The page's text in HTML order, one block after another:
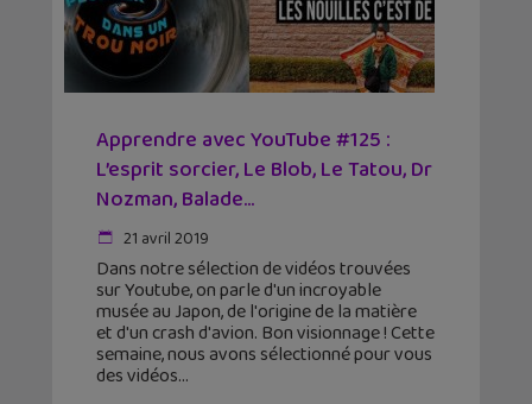
Apprendre avec YouTube #125 :
L’esprit sorcier, Le Blob, Le Tatou, Dr
Nozman, Balade...
21 avril 2019
Dans notre sélection de vidéos trouvées
sur Youtube, on parle d'un incroyable
musée au Japon, de l'origine de la matière
et d'un crash d'avion. Bon visionnage ! Cette
semaine, nous avons sélectionné pour vous
des vidéos